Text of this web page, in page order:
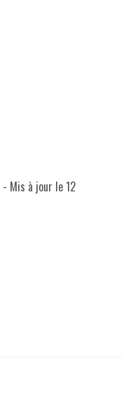
- Mis à jour le12